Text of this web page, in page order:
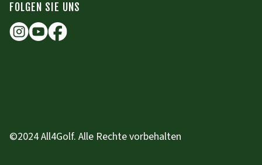
FOLGEN SIE UNS
©2024 All4Golf. Alle Rechte vorbehalten